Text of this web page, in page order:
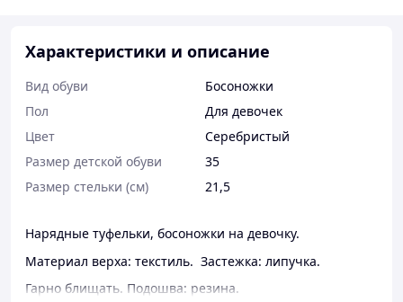
Характеристики и описание
Вид обуви
Босоножки
Пол
Для девочек
Цвет
Серебристый
Размер детской обуви
35
Размер стельки (см)
21,5
Нарядные туфельки, босоножки на девочку.
Материал верха: текстиль. Застежка: липучка.
Гарно блищать. Подошва: резина.